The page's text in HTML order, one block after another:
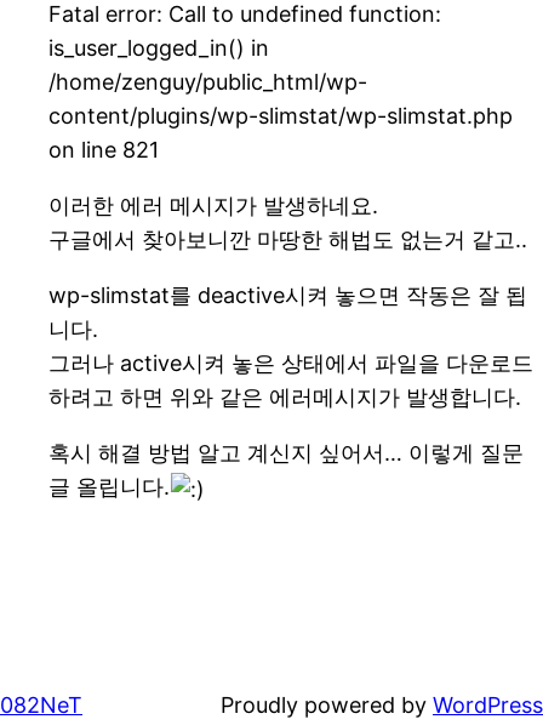
Fatal error: Call to undefined function:
is_user_logged_in() in
/home/zenguy/public_html/wp-
content/plugins/wp-slimstat/wp-slimstat.php
on line 821
이러한 에러 메시지가 발생하네요.
구글에서 찾아보니깐 마땅한 해법도 없는거 같고..
wp-slimstat를 deactive시켜 놓으면 작동은 잘 됩
니다.
그러나 active시켜 놓은 상태에서 파일을 다운로드
하려고 하면 위와 같은 에러메시지가 발생합니다.
혹시 해결 방법 알고 계신지 싶어서… 이렇게 질문
글 올립니다.
082NeT Proudly powered by WordPress